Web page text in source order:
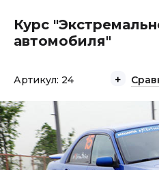
Курс
автомобиля"
Артикул: 24